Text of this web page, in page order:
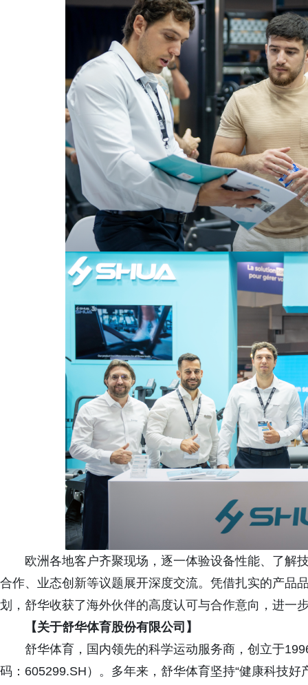
欧洲各地客户齐聚现场，逐一体验设备性能、了解
合作、业态创新等议题展开深度交流。凭借扎实的产品
划，舒华收获了海外伙伴的高度认可与合作意向，进一
【关于舒华体育股份有限公司】
舒华体育，国内领先的科学运动服务商，创立于
码：605299.SH）。多年来，舒华体育坚持“健康科技